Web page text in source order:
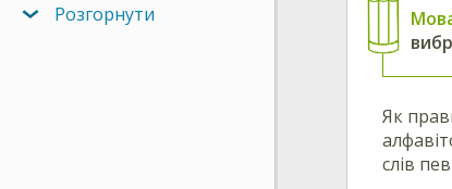
Розгорнути
Як
слів